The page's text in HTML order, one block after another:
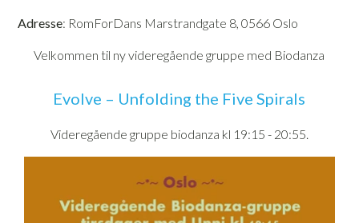
Adresse: RomForDans Marstrandgate 8, 0566 Oslo
Velkommen til ny videregående gruppe med Biodanza
Evolve – Unfolding the Five Spirals
Videregående gruppe biodanza kl 19:15 - 20:55.